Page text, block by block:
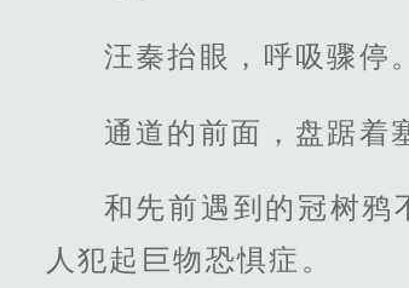
汪秦抬眼，呼吸骤停。
通道的前面，盘踞着
和先前遇到的冠树鸦
人犯起巨物恐惧症。